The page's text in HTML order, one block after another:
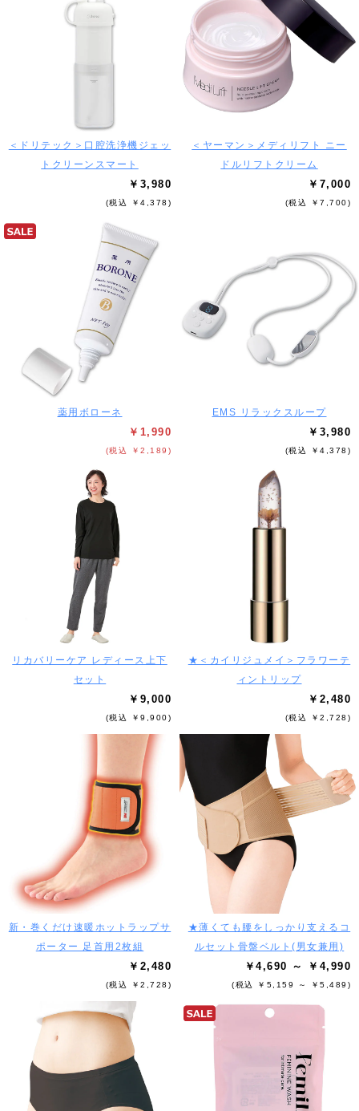
＜ドリテック＞口腔洗浄機ジェッ
トクリーンスマート
￥3,980
(税込 ￥4,378)
＜ヤーマン＞メディリフト ニー
ドルリフトクリーム
￥7,000
(税込 ￥7,700)
薬用ボローネ
￥1,990
(税込 ￥2,189)
EMS リラックスループ
￥3,980
(税込 ￥4,378)
リカバリーケア レディース上下
セット
￥9,000
(税込 ￥9,900)
★＜カイリジュメイ＞フラワーテ
ィントリップ
￥2,480
(税込 ￥2,728)
新・巻くだけ速暖ホットラップサ
ポーター 足首用2枚組
￥2,480
(税込 ￥2,728)
★薄くても腰をしっかり支えるコ
ルセット骨盤ベルト(男女兼用)
￥4,690 ～ ￥4,990
(税込 ￥5,159 ～ ￥5,489)